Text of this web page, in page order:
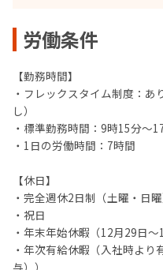
労働条件
【勤務時間】
・フレックスタイム制度：
し）
・標準勤務時間：9時15分～
・1日の労働時間：7時間
【休日】
・完全週休2日制（土曜・日曜
・祝日
・年末年始休暇（12月29日～
・年次有給休暇（入社時よ
与））